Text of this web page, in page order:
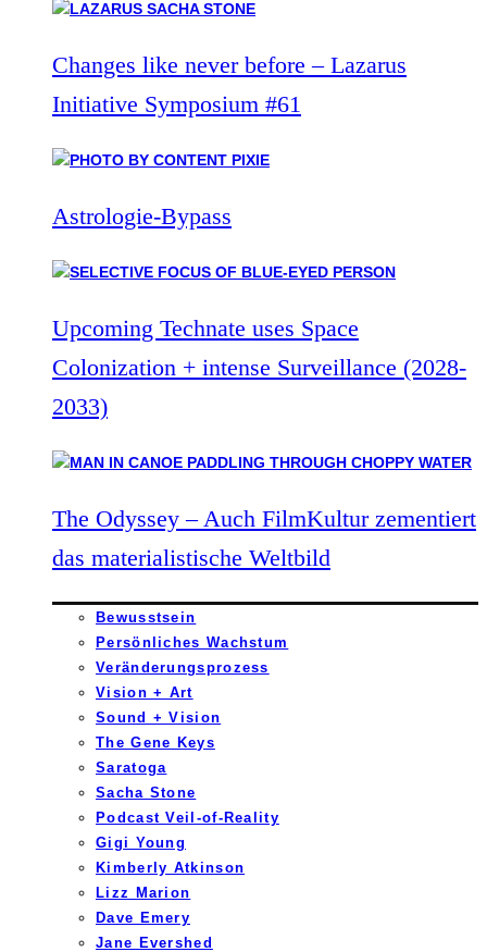
Changes like never before – Lazarus
Initiative Symposium #61
Astrologie-Bypass
Upcoming Technate uses Space
Colonization + intense Surveillance (2028-
2033)
The Odyssey – Auch FilmKultur zementiert
das materialistische Weltbild
Bewusstsein
Persönliches Wachstum
Veränderungsprozess
Vision + Art
Sound + Vision
The Gene Keys
Saratoga
Sacha Stone
Podcast Veil-of-Reality
Gigi Young
Kimberly Atkinson
Lizz Marion
Dave Emery
Jane Evershed